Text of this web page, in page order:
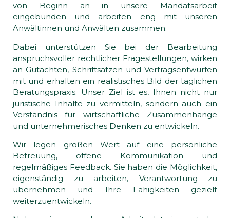
von Beginn an in unsere Mandatsarbeit
eingebunden und arbeiten eng mit unseren
Anwältinnen und Anwälten zusammen.
Dabei unterstützen Sie bei der Bearbeitung
anspruchsvoller rechtlicher Fragestellungen, wirken
an Gutachten, Schriftsätzen und Vertragsentwürfen
mit und erhalten ein realistisches Bild der täglichen
Beratungspraxis. Unser Ziel ist es, Ihnen nicht nur
juristische Inhalte zu vermitteln, sondern auch ein
Verständnis für wirtschaftliche Zusammenhänge
und unternehmerisches Denken zu entwickeln.
Wir legen großen Wert auf eine persönliche
Betreuung, offene Kommunikation und
regelmäßiges Feedback. Sie haben die Möglichkeit,
eigenständig zu arbeiten, Verantwortung zu
übernehmen und Ihre Fähigkeiten gezielt
weiterzuentwickeln.